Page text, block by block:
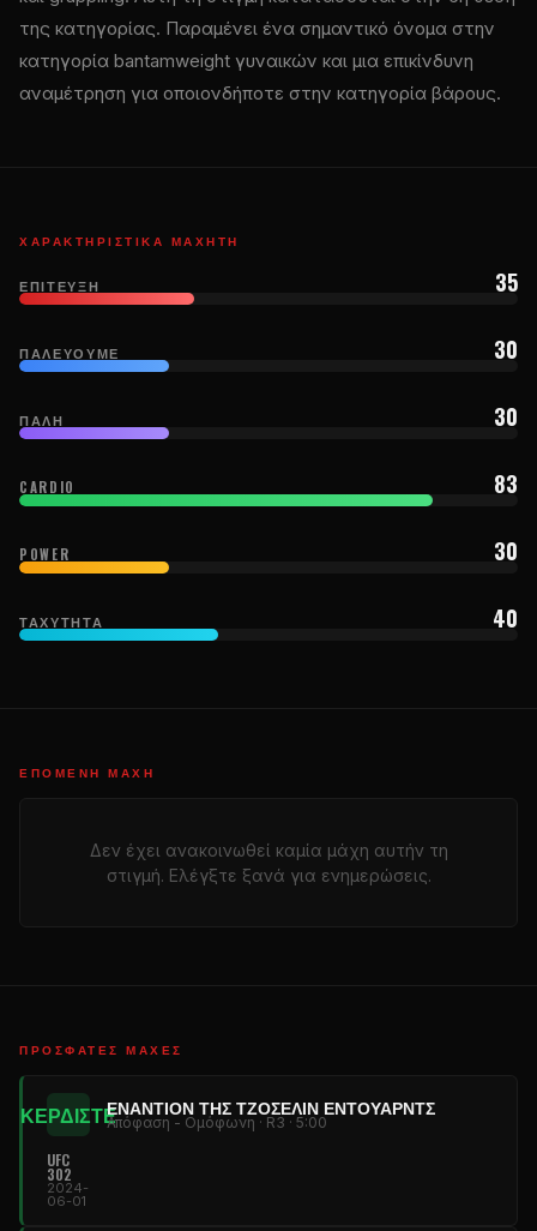
της κατηγορίας. Παραμένει ένα σημαντικό όνομα στην
κατηγορία bantamweight γυναικών και μια επικίνδυνη
αναμέτρηση για οποιονδήποτε στην κατηγορία βάρους.
ΧΑΡΑΚΤΗΡΙΣΤΙΚΆ ΜΑΧΗΤΉ
ΕΠΊΤΕΥΞΗ 35
ΠΑΛΕΎΟΥΜΕ 30
ΠΆΛΗ 30
CARDIO 83
POWER 30
ΤΑΧΎΤΗΤΑ 40
ΕΠΌΜΕΝΗ ΜΆΧΗ
Δεν έχει ανακοινωθεί καμία μάχη αυτήν τη
στιγμή. Ελέγξτε ξανά για ενημερώσεις.
ΠΡΌΣΦΑΤΕΣ ΜΆΧΕΣ
ΚΕΡΔΙΣΤΕΕΝΑΝΤΊΟΝ ΤΗΣ ΤΖΟΣΕΛΊΝ ΈΝΤΟΥΑΡΝΤΣ
Απόφαση - Ομόφωνη · R3 · 5:00
UFC
302
2024-
06-01